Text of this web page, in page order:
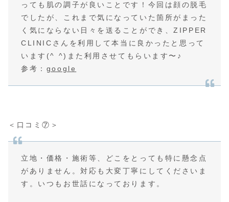
っても肌の調子が良いことです！今回は顔の脱毛
でしたが、これまで気になっていた箇所がまった
く気にならない日々を送ることができ、ZIPPER
CLINICさんを利用して本当に良かったと思って
います(^ ^)また利用させてもらいます〜♪
参考： google
＜口コミ⑦＞
立地・価格・施術等、どこをとっても特に懸念点
がありません。対応も大変丁寧にしてくださいま
す。いつもお世話になっております。